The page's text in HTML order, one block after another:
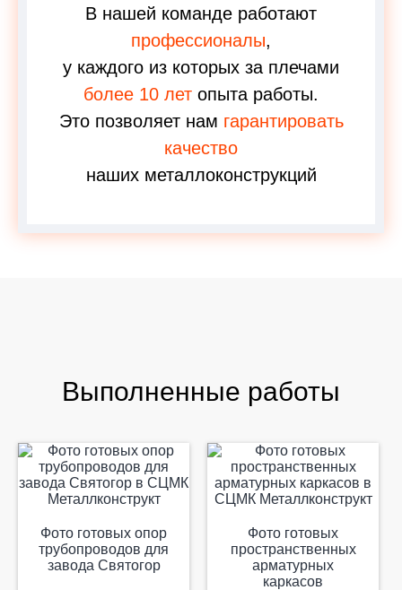
В нашей команде работают
профессионалы,
у каждого из которых за плечами
более 10 лет опыта работы.
Это позволяет нам гарантировать
качество
наших металлоконструкций
Выполненные работы
Фото готовых опор
трубопроводов для
завода Святогор
Фото готовых
пространственных
арматурных
каркасов